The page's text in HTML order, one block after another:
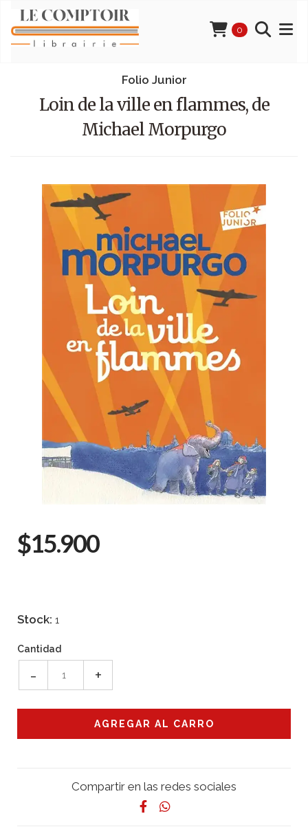
0
Folio Junior
Loin de la ville en flammes, de
Michael Morpurgo
$15.900
Stock: 1
Cantidad
- +
Compartir en las redes sociales